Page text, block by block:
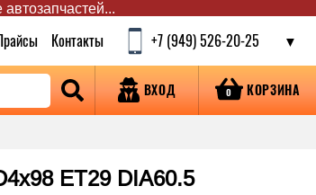
Контакты +7 (949) 526-20-25
ВХОД 0 КОРЗИНА
ET29 DIA60.5